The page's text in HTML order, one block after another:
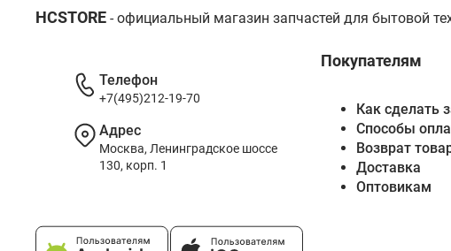
HCSTORE - официальный магазин запчастей для бытовой
Покупателям
Как сделать
Способы
Возврат
Доставка
Оптовикам
Телефон
+7(495)212-19-70
Адрес
Москва, Ленинградское шоссе
130, корп. 1